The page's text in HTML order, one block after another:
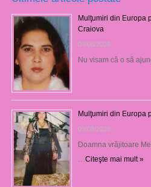
Mulţumiri din Europa
Craiova
09/08/2026
Nu visam că o să
Mulţumiri din Europa
09/08/2026
Doamna vrăjitoare
…Citeşte mai mult »